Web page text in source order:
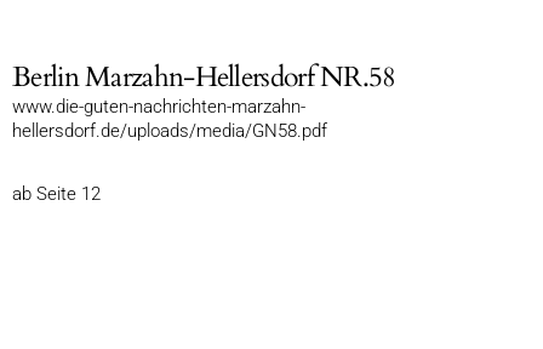
Berlin Marzahn-Hellersdorf NR.58
www.die-guten-nachrichten-marzahn-
hellersdorf.de/uploads/media/GN58.pdf
ab Seite 12